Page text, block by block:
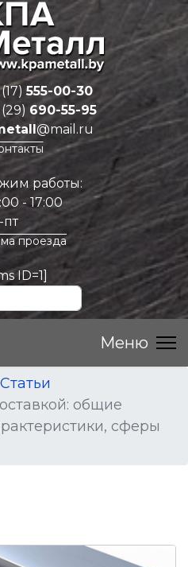
555-00-30
690-55-95
@mail.ru
работы:
- 17:00
проезда
ID=1]
Статьи
общие
сферы